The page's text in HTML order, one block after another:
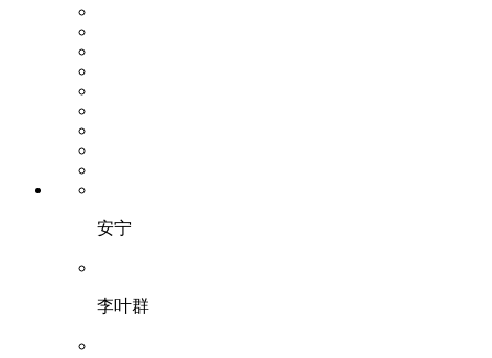
安宁
李叶群